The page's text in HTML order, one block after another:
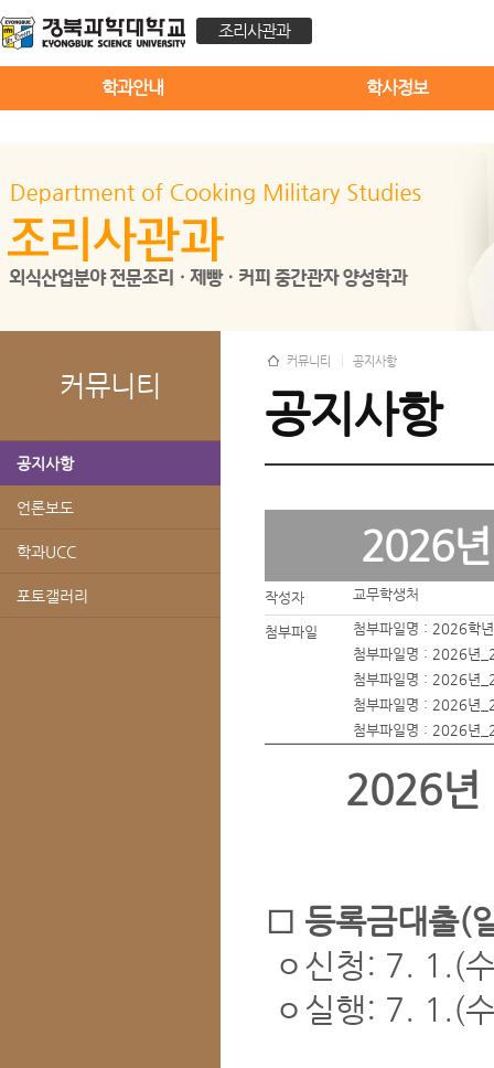
조리사관과
학과안내 학사정보
커뮤니티
공지사항
언론보도
학과UCC
포토갤러리
커뮤니티 공지사항
공지사항
2026
작성자 교무학생처
첨부파일 첨부파일명 : 2026학
첨부파일명 : 2026년
첨부파일명 : 2026년
첨부파일명 : 2026년
첨부파일명 : 2026년
2026년
□ 등록금대출(
ㅇ신청: 7. 1.(
ㅇ실행: 7. 1.(